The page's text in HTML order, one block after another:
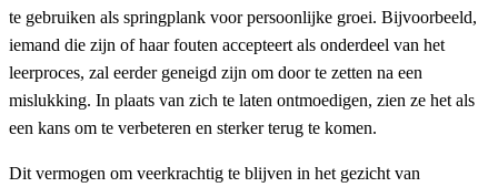
te gebruiken als springplank voor persoonlijke groei. Bijvoorbeeld,
iemand die zijn of haar fouten accepteert als onderdeel van het
leerproces, zal eerder geneigd zijn om door te zetten na een
mislukking. In plaats van zich te laten ontmoedigen, zien ze het als
een kans om te verbeteren en sterker terug te komen.
Dit vermogen om veerkrachtig te blijven in het gezicht van